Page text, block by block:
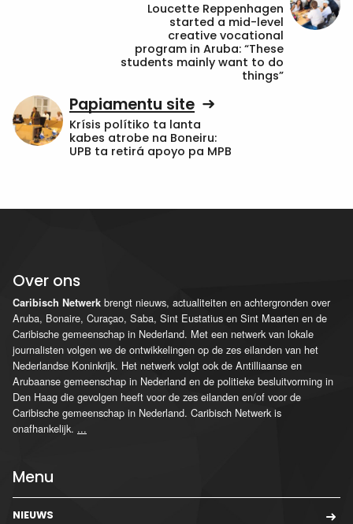
Loucette Reppenhagen
started a mid-level
creative vocational
program in Aruba: “These
students mainly want to do
things”
Papiamentu site
Krísis polítiko ta lanta
kabes atrobe na Boneiru:
UPB ta retirá apoyo pa MPB
Over ons
Caribisch Netwerk brengt nieuws, actualiteiten en achtergronden over
Aruba, Bonaire, Curaçao, Saba, Sint Eustatius en Sint Maarten en de
Caribische gemeenschap in Nederland. Met een netwerk van lokale
journalisten volgen we de ontwikkelingen op de zes eilanden van het
Nederlandse Koninkrijk. Het netwerk volgt ook de Antilliaanse en
Arubaanse gemeenschap in Nederland en de politieke besluitvorming in
Den Haag die gevolgen heeft voor de zes eilanden en/of voor de
Caribische gemeenschap in Nederland. Caribisch Netwerk is
onafhankelijk. ...
Menu
NIEUWS